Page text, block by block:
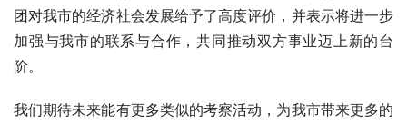
团对我市的经济社会发展给予了高度评价，并表示将进一步
加强与我市的联系与合作，共同推动双方事业迈上新的台
阶。
我们期待未来能有更多类似的考察活动，为我市带来更多的